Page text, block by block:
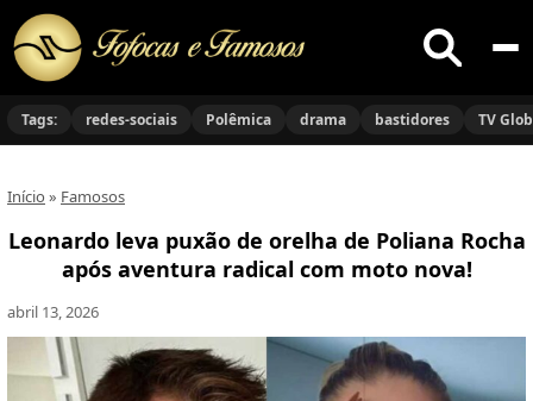
Buscar
no
Tags: redes-sociais Polêmica drama bastidores TV
Início » Famosos
Leonardo leva puxão de orelha de Poliana Rocha
após aventura radical com moto nova!
abril 13, 2026